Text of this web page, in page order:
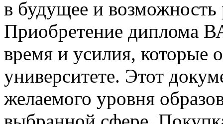
в будущее и возможность
Приобретение диплома
время и усилия, которые
университете. Этот
желаемого уровня